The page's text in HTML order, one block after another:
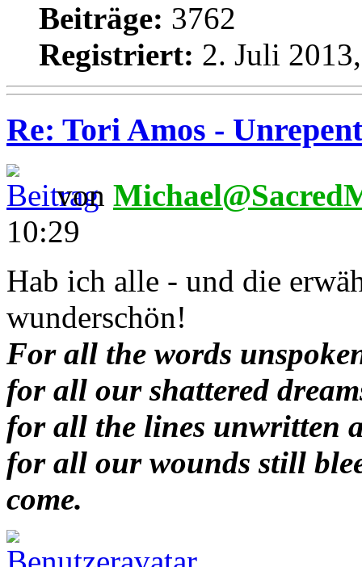
Beiträge: 3762
Registriert: 2. Juli
Re: Tori Amos -
von
10:29
Hab ich alle - und die
wunderschön!
For all the words
for all our shattered
for all the lines unwritten
for all our wounds still
come.